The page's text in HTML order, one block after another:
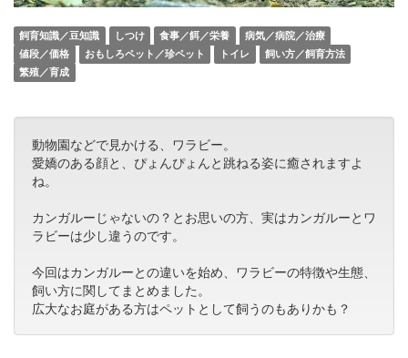
飼育知識／豆知識 しつけ 食事／餌／栄養
病気／病院／治療
値段／価格
おもしろペット／珍ペット トイレ
飼い方／飼育方法
繁殖／育成
動物園などで見かける、ワラビー。
愛嬌のある顔と、ぴょんぴょんと跳ねる姿に癒されますよ
ね。
カンガルーじゃないの？とお思いの方、実はカンガルーとワ
ラビーは少し違うのです。
今回はカンガルーとの違いを始め、ワラビーの特徴や生態、
飼い方に関してまとめました。
広大なお庭がある方はペットとして飼うのもありかも？